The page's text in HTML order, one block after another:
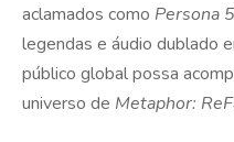
aclamados como Persona 5
legendas e áudio dublado
público global possa
universo de Metaphor: